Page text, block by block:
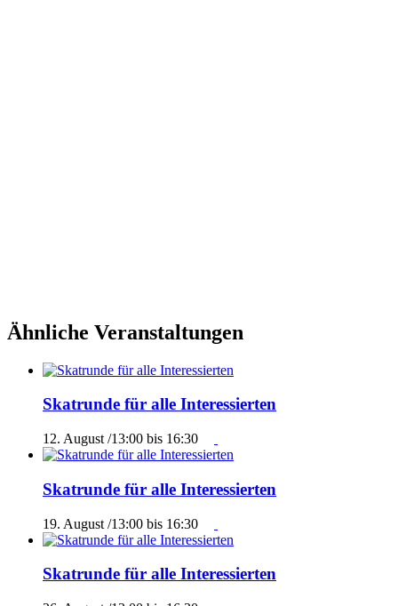
Ähnliche Veranstaltungen
Skatrunde für alle Interessierten
12. August /13:00 bis 16:30
Skatrunde für alle Interessierten
19. August /13:00 bis 16:30
Skatrunde für alle Interessierten